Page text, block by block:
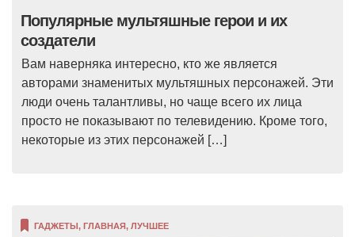
Популярные мультяшные герои и их
создатели
Вам наверняка интересно, кто же является
авторами знаменитых мультяшных персонажей. Эти
люди очень талантливы, но чаще всего их лица
просто не показывают по телевидению. Кроме того,
некоторые из этих персонажей […]
ГАДЖЕТЫ , ГЛАВНАЯ, ЛУЧШЕЕ